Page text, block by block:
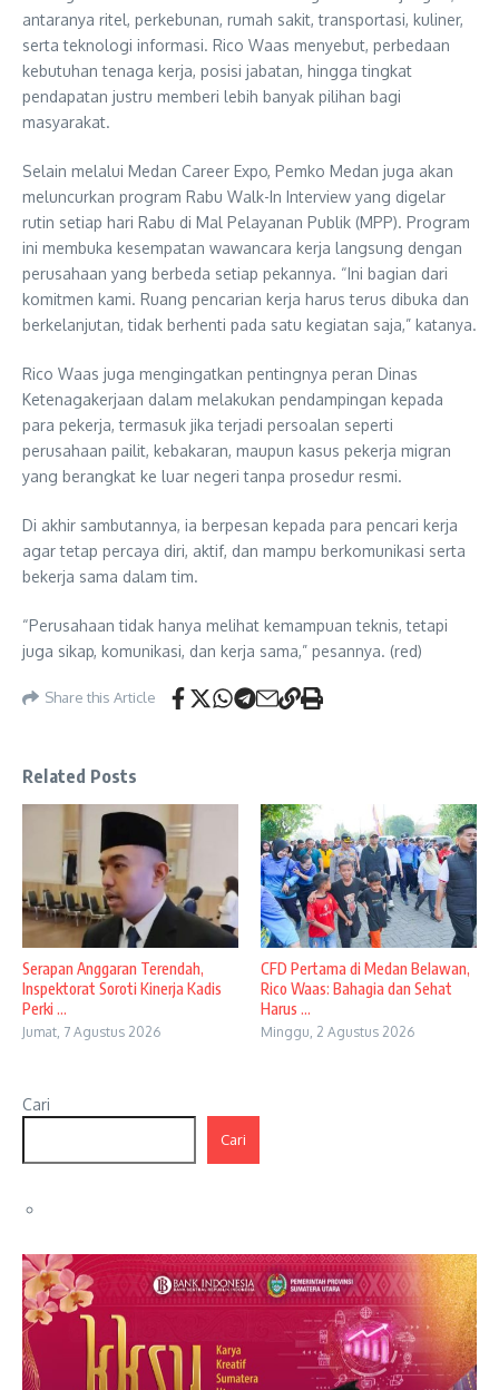
antaranya ritel, perkebunan, rumah sakit, transportasi, kuliner,
serta teknologi informasi. Rico Waas menyebut, perbedaan
kebutuhan tenaga kerja, posisi jabatan, hingga tingkat
pendapatan justru memberi lebih banyak pilihan bagi
masyarakat.
Selain melalui Medan Career Expo, Pemko Medan juga akan
meluncurkan program Rabu Walk-In Interview yang digelar
rutin setiap hari Rabu di Mal Pelayanan Publik (MPP). Program
ini membuka kesempatan wawancara kerja langsung dengan
perusahaan yang berbeda setiap pekannya. “Ini bagian dari
komitmen kami. Ruang pencarian kerja harus terus dibuka dan
berkelanjutan, tidak berhenti pada satu kegiatan saja,” katanya.
Rico Waas juga mengingatkan pentingnya peran Dinas
Ketenagakerjaan dalam melakukan pendampingan kepada
para pekerja, termasuk jika terjadi persoalan seperti
perusahaan pailit, kebakaran, maupun kasus pekerja migran
yang berangkat ke luar negeri tanpa prosedur resmi.
Di akhir sambutannya, ia berpesan kepada para pencari kerja
agar tetap percaya diri, aktif, dan mampu berkomunikasi serta
bekerja sama dalam tim.
“Perusahaan tidak hanya melihat kemampuan teknis, tetapi
juga sikap, komunikasi, dan kerja sama,” pesannya. (red)
Share this Article
Related Posts
Serapan Anggaran Terendah,
Inspektorat Soroti Kinerja Kadis
Perki ...
Jumat, 7 Agustus 2026
CFD Pertama di Medan Belawan,
Rico Waas: Bahagia dan Sehat
Harus ...
Minggu, 2 Agustus 2026
Cari
Cari